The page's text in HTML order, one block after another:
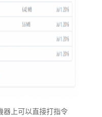
器上可以直接打指令